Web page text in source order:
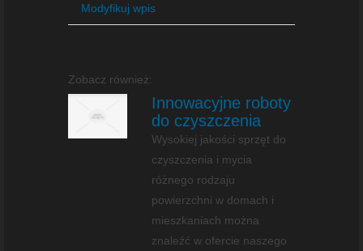
Modyfikuj wpis
Zobacz również:
Innowacyjne roboty
do czyszczenia
Wysokiej jakości sprzęt do
czyszczenia i mycia
różnego rodzaju
powierzchni w domach i
mieszkaniach można
znaleźć w ofercie naszego